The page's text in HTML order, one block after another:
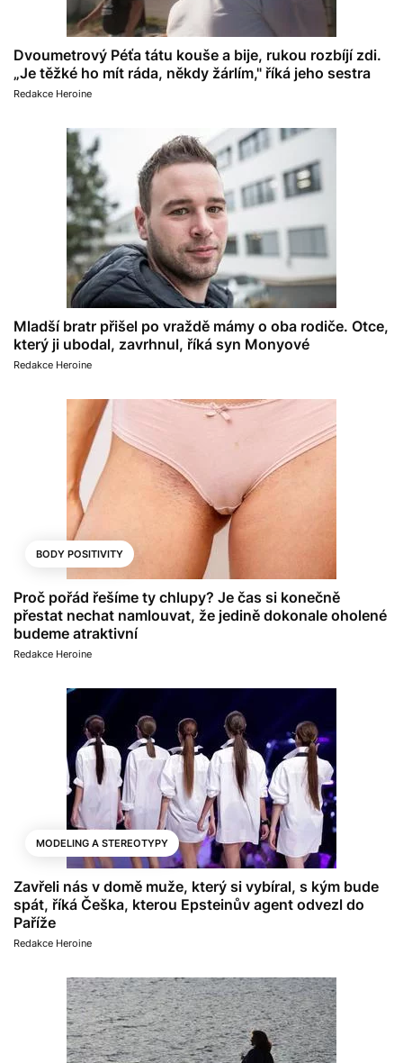
Dvoumetrový Péťa tátu kouše a bije, rukou rozbíjí zdi.
„Je těžké ho mít ráda, někdy žárlím," říká jeho sestra
Redakce Heroine
Mladší bratr přišel po vraždě mámy o oba rodiče. Otce,
který ji ubodal, zavrhnul, říká syn Monyové
Redakce Heroine
BODY POSITIVITY
Proč pořád řešíme ty chlupy? Je čas si konečně
přestat nechat namlouvat, že jedině dokonale oholené
budeme atraktivní
Redakce Heroine
MODELING A STEREOTYPY
Zavřeli nás v domě muže, který si vybíral, s kým bude
spát, říká Češka, kterou Epsteinův agent odvezl do
Paříže
Redakce Heroine